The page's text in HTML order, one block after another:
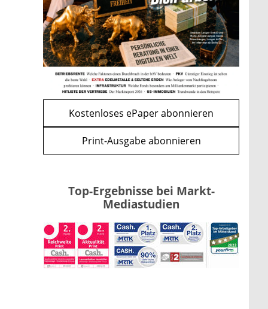
WEITERE ARTIKEL
zurückweiter
Renten-Nachzahlung ist pro
Kind möglich
mehr
Kostenloses ePaper abonnieren
Print-Ausgabe abonnieren
Top-Ergebnisse bei Markt-
Mediastudien